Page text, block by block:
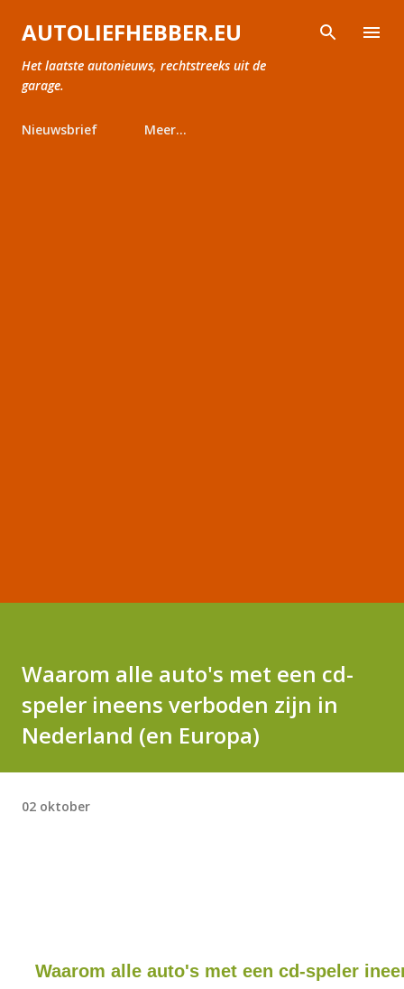
Doorgaan naar hoofdcontent
AUTOLIEFHEBBER.EU
Het laatste autonieuws, rechtstreeks uit de
garage.
Nieuwsbrief Meer…
Waarom alle auto's met een cd-
speler ineens verboden zijn in
Nederland (en Europa)
02 oktober
Waarom alle auto's met een cd-speler